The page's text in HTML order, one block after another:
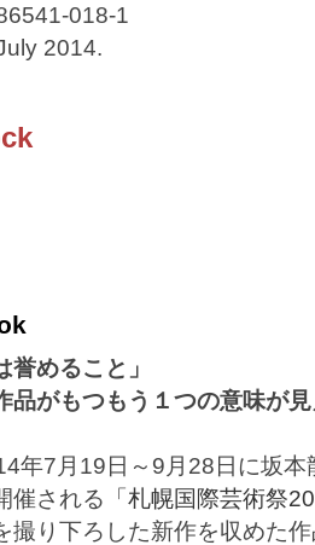
018-1
2014.
誉めること」
品がもつもう１つの意味が
年7月19日～9月28日に坂
催される 「札幌国際芸術祭
撮り下ろした新作を収めた